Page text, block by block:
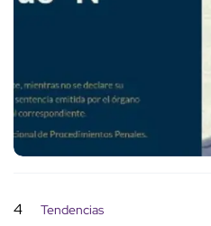
4 Tendencias